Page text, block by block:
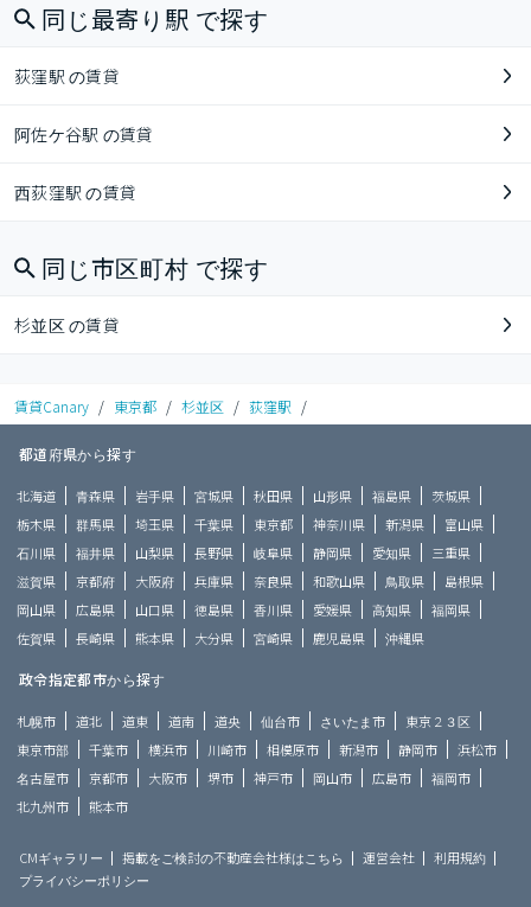
同じ最寄り駅 で探す
荻窪駅 の賃貸
阿佐ケ谷駅 の賃貸
西荻窪駅 の賃貸
同じ市区町村 で探す
杉並区 の賃貸
賃貸Canary / 東京都 / 杉並区 / 荻窪駅 /
都道府県から探す
北海道 青森県 岩手県 宮城県 秋田県 山形県 福島県
茨城県
栃木県
群馬県 埼玉県 千葉県 東京都 神奈川県 新潟県
富山県
石川県
福井県 山梨県 長野県 岐阜県 静岡県 愛知県
三重県
滋賀県
京都府 大阪府 兵庫県 奈良県 和歌山県 鳥取県
島根県
岡山県
広島県 山口県 徳島県 香川県 愛媛県 高知県
福岡県
佐賀県
長崎県 熊本県 大分県 宮崎県 鹿児島県 沖縄県
政令指定都市から探す
札幌市 道北 道東 道南 道央 仙台市 さいたま市
東京２３区
東京市部
千葉市 横浜市 川崎市 相模原市 新潟市 静岡市
浜松市
名古屋市
京都市 大阪市 堺市 神戸市 岡山市 広島市
福岡市
北九州市
熊本市
CMギャラリー 掲載をご検討の不動産会社様はこちら 運営会社
利用規約
プライバシーポリシー